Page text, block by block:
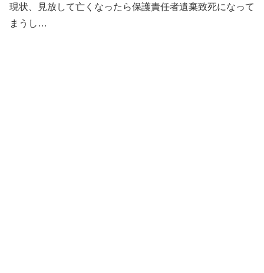
現状、見放して亡くなったら保護責任者遺棄致死になって
まうし…